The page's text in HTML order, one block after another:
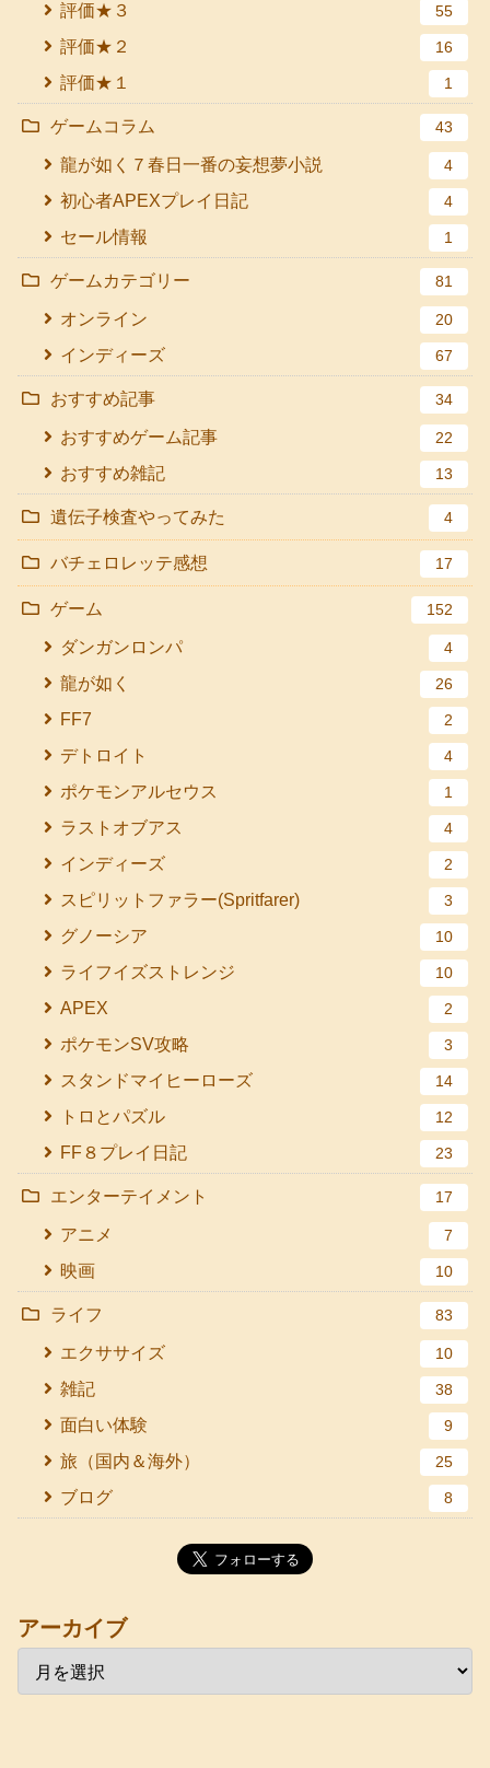
評価★３ 55
評価★２ 16
評価★１ 1
ゲームコラム 43
龍が如く７春日一番の妄想夢小説 4
初心者APEXプレイ日記 4
セール情報 1
ゲームカテゴリー 81
オンライン 20
インディーズ 67
おすすめ記事 34
おすすめゲーム記事 22
おすすめ雑記 13
遺伝子検査やってみた 4
バチェロレッテ感想 17
ゲーム 152
ダンガンロンパ 4
龍が如く 26
FF7 2
デトロイト 4
ポケモンアルセウス 1
ラストオブアス 4
インディーズ 2
スピリットファラー(Spritfarer) 3
グノーシア 10
ライフイズストレンジ 10
APEX 2
ポケモンSV攻略 3
スタンドマイヒーローズ 14
トロとパズル 12
FF８プレイ日記 23
エンターテイメント 17
アニメ 7
映画 10
ライフ 83
エクササイズ 10
雑記 38
面白い体験 9
旅（国内＆海外） 25
ブログ 8
アーカイブ